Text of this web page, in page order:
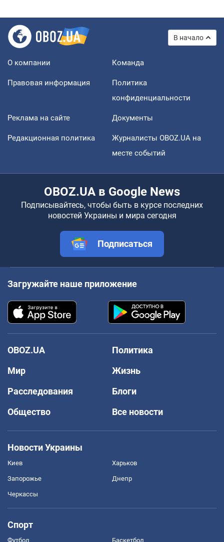
В начало
О компании Команда
Правовая информация
Политика
конфиденциальности
Реклама на сайте Документы
Редакционная политика
Журналисты OBOZ.UA на
месте событий
OBOZ.UA в Google News
Подписывайтесь, чтобы быть в курсе последних
новостей Украины и мира сегодня
Подписаться
Загружайте наше приложение
OBOZ.UA
Политика
Мир
Жизнь
Расследования
Блоги
Общество
Все новости
Новости Украины
Киев Харьков
Запорожье Днепр
Черкассы
Спорт
Футбол Баскетбол